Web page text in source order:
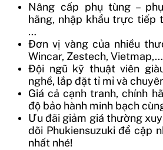
Nâng cấp phụ tùng –
hãng, nhập khẩu trực tiếp
…
Đơn vị vàng của nhiều
Wincar, Zestech, Vietmap,…
Đội ngũ kỹ thuật viên
nghề, lắp đặt tỉ mỉ và
Giá cả cạnh tranh, chính
độ bảo hành minh bạch
Ưu đãi giảm giá thường
dõi Phukiensuzuki để cập
nhất nhé!